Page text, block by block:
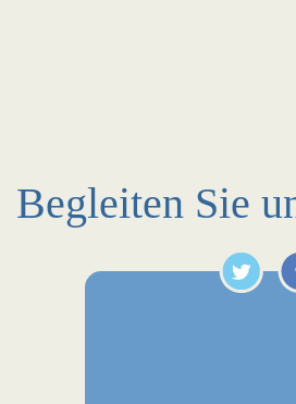
Begleiten Sie